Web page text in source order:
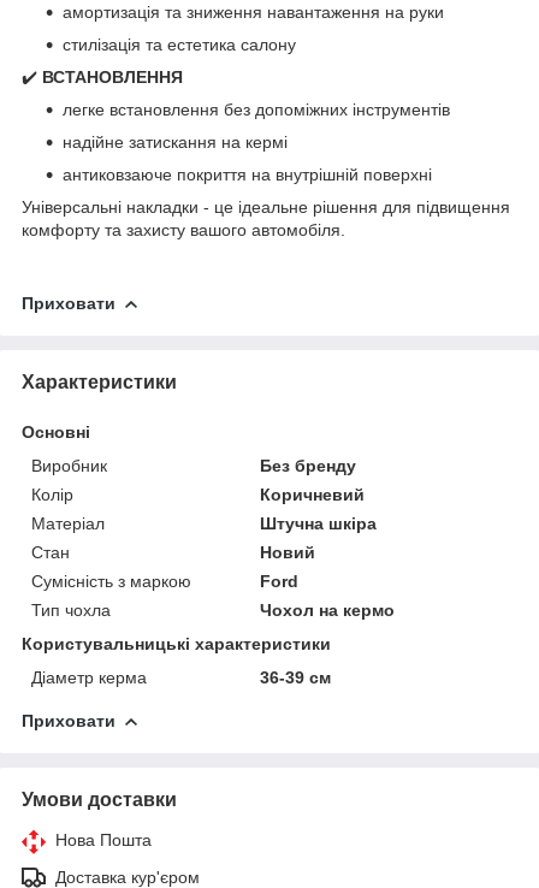
амортизація та зниження навантаження на руки
стилізація та естетика салону
✔️ ВСТАНОВЛЕННЯ
легке встановлення без допоміжних інструментів
надійне затискання на кермі
антиковзаюче покриття на внутрішній поверхні
Універсальні накладки - це ідеальне рішення для підвищення
комфорту та захисту вашого автомобіля.
Приховати
Характеристики
Основні
Виробник
Без бренду
Колір
Коричневий
Матеріал
Штучна шкіра
Стан
Новий
Сумісність з маркою
Ford
Тип чохла
Чохол на кермо
Користувальницькі характеристики
Діаметр керма
36-39 см
Приховати
Умови доставки
Нова Пошта
Доставка кур'єром